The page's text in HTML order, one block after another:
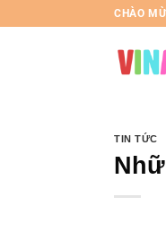
đến
CHÀO
TIN TỨC